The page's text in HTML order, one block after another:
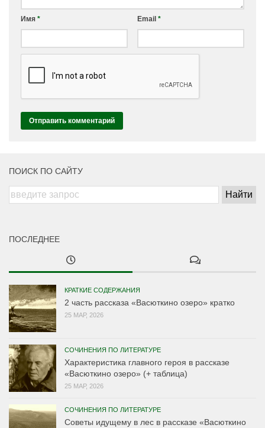
Имя * Email *
ПОИСК ПО САЙТУ
ПОСЛЕДНЕЕ
КРАТКИЕ СОДЕРЖАНИЯ
2 часть рассказа «Васюткино озеро» кратко
25 МАР, 2026
СОЧИНЕНИЯ ПО ЛИТЕРАТУРЕ
Характеристика главного героя в рассказе
«Васюткино озеро» (+ таблица)
25 МАР, 2026
СОЧИНЕНИЯ ПО ЛИТЕРАТУРЕ
Советы идущему в лес в рассказе «Васюткино